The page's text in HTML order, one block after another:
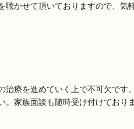
聴かせて頂いておりますので、気
治療を進めていく上で不可欠です
家族面談も随時受け付けておりま